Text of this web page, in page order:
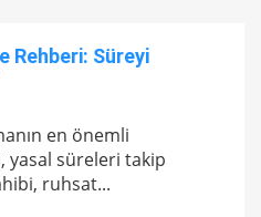
Rehberi: Süreyi
en önemli
yasal süreleri takip
ruhsat...